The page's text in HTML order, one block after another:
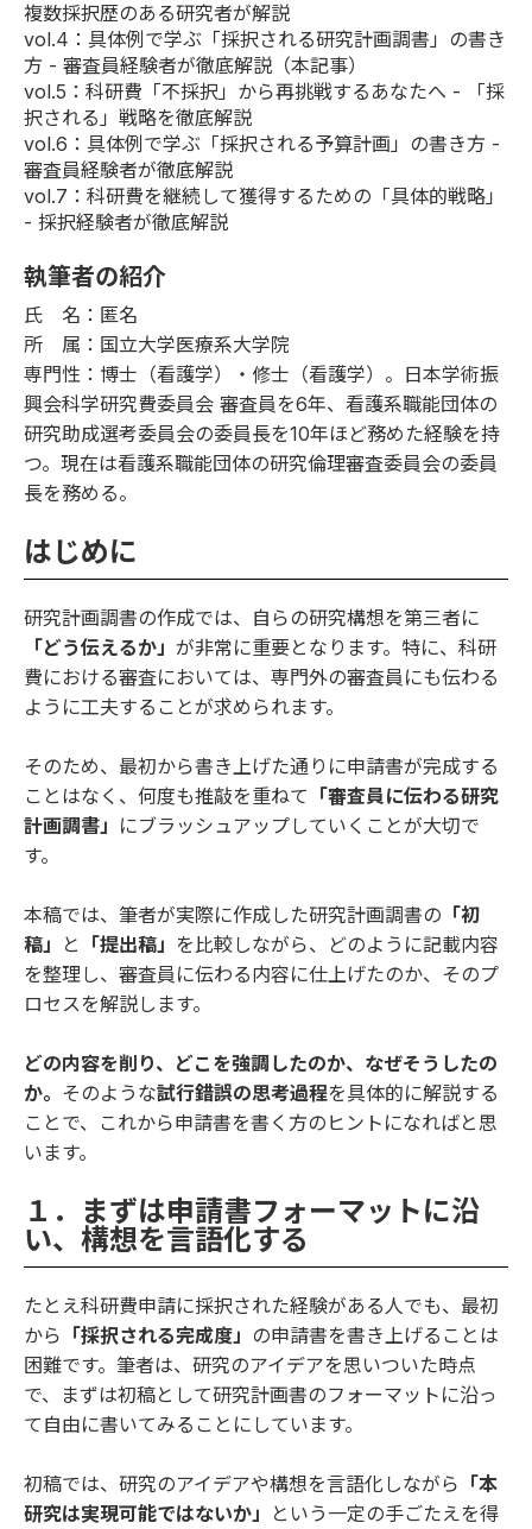
複数採択歴のある研究者が解説
vol.4 ：具体例で学ぶ「採択される研究計画調書」の書き
方 - 審査員経験者が徹底解説（本記事）
vol.5 ：科研費「不採択」から再挑戦するあなたへ - 「採
択される」戦略を徹底解説
vol.6 ：具体例で学ぶ「採択される予算計画」の書き方 -
審査員経験者が徹底解説
vol.7 ：科研費を継続して獲得するための「具体的戦略」
- 採択経験者が徹底解説
執筆者の紹介
氏 名：匿名
所 属：国立大学医療系大学院
専門性：博士（看護学）・修士（看護学）。日本学術振
興会科学研究費委員会 審査員を6年、看護系職能団体の
研究助成選考委員会の委員長を10年ほど務めた経験を持
つ。現在は看護系職能団体の研究倫理審査委員会の委員
長を務める。
はじめに
研究計画調書の作成では、自らの研究構想を第三者に
「どう伝えるか」 が非常に重要となります。特に、科研
費における審査においては、専門外の審査員にも伝わる
ように工夫することが求められます。
そのため、最初から書き上げた通りに申請書が完成する
ことはなく、何度も推敲を重ねて 「審査員に伝わる研究
計画調書」 にブラッシュアップしていくことが大切で
す。
本稿では、筆者が実際に作成した研究計画調書の 「初
稿」
と 「提出稿」 を比較しながら、どのように記載内容
を整理し、審査員に伝わる内容に仕上げたのか、そのプ
ロセスを解説します。
どの内容を削り、どこを強調したのか、なぜそうしたの
か。 そのような試行錯誤の思考過程を具体的に解説する
ことで、これから申請書を書く方のヒントになればと思
います。
１．まずは申請書フォーマットに沿
い、構想を言語化する
たとえ科研費申請に採択された経験がある人でも、最初
から 「採択される完成度」 の申請書を書き上げることは
困難です。筆者は、研究のアイデアを思いついた時点
で、まずは初稿として研究計画書のフォーマットに沿っ
て自由に書いてみることにしています。
初稿では、研究のアイデアや構想を言語化しながら 「本
研究は実現可能ではないか」
という一定の手ごたえを得